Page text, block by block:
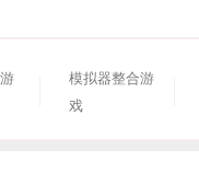
模拟器整合游
戏